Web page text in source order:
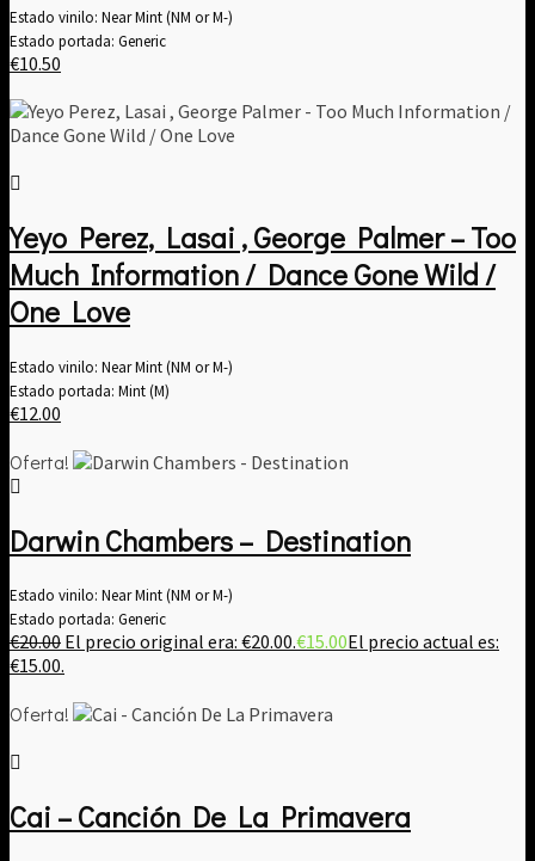
Estado vinilo: Near Mint (NM or M-)
Estado portada: Generic
€10.50
Yeyo Perez, Lasai , George Palmer – Too
Much Information / Dance Gone Wild /
One Love
Estado vinilo: Near Mint (NM or M-)
Estado portada: Mint (M)
€12.00
Oferta!
Darwin Chambers – Destination
Estado vinilo: Near Mint (NM or M-)
Estado portada: Generic
€20.00 El precio original era: €20.00.€15.00El precio actual es:
€15.00.
Oferta!
Cai – Canción De La Primavera